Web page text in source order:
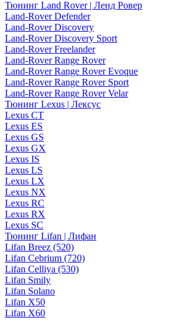
Тюнинг Land Rover | Ленд Ровер
Land-Rover Defender
Land-Rover Discovery
Land-Rover Discovery Sport
Land-Rover Freelander
Land-Rover Range Rover
Land-Rover Range Rover Evoque
Land-Rover Range Rover Sport
Land-Rover Range Rover Velar
Тюнинг Lexus | Лексус
Lexus CT
Lexus ES
Lexus GS
Lexus GX
Lexus IS
Lexus LS
Lexus LX
Lexus NX
Lexus RC
Lexus RX
Lexus SC
Тюнинг Lifan | Лифан
Lifan Breez (520)
Lifan Cebrium (720)
Lifan Celliya (530)
Lifan Smily
Lifan Solano
Lifan X50
Lifan X60